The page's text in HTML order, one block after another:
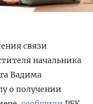
связи
начальника
Вадима
о получении